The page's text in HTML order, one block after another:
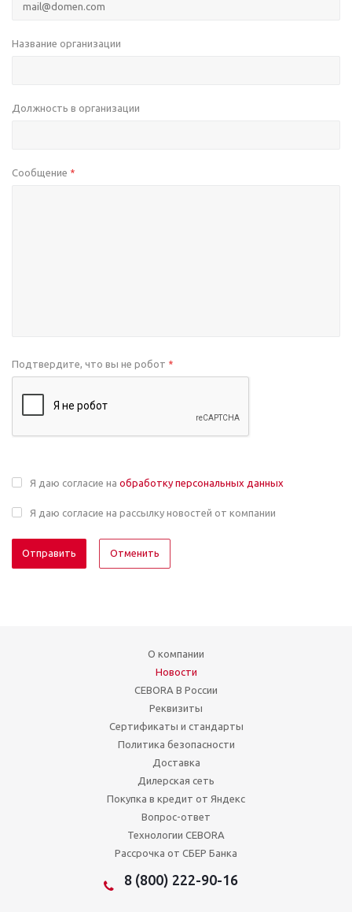
Название организации
Должность в организации
Сообщение *
Подтвердите, что вы не робот *
Я даю согласие на обработку персональных данных
Я даю согласие на рассылку новостей от компании
Отменить
О компании
Новости
CEBORA В России
Реквизиты
Сертификаты и стандарты
Политика безопасности
Доставка
Дилерская сеть
Покупка в кредит от Яндекс
Вопрос-ответ
Технологии CEBORA
Рассрочка от СБЕР Банка
8 (800) 222-90-16